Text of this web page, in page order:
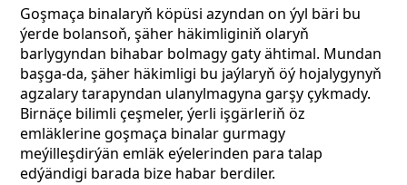
Goşmaça binalaryň köpüsi azyndan on ýyl bäri bu
ýerde bolansoň, şäher häkimliginiň olaryň
barlygyndan bihabar bolmagy gaty ähtimal. Mundan
başga-da, şäher häkimligi bu jaýlaryň öý hojalygynyň
agzalary tarapyndan ulanylmagyna garşy çykmady.
Birnäçe bilimli çeşmeler, ýerli işgärleriň öz
emläklerine goşmaça binalar gurmagy
meýilleşdirýän emläk eýelerinden para talap
edýändigi barada bize habar berdiler.